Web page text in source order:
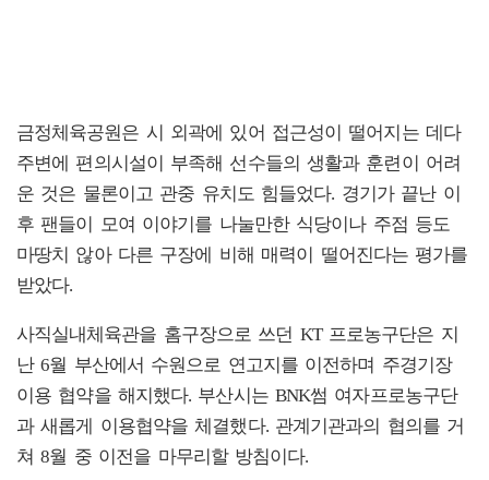
금정체육공원은 시 외곽에 있어 접근성이 떨어지는 데다
주변에 편의시설이 부족해 선수들의 생활과 훈련이 어려
운 것은 물론이고 관중 유치도 힘들었다. 경기가 끝난 이
후 팬들이 모여 이야기를 나눌만한 식당이나 주점 등도
마땅치 않아 다른 구장에 비해 매력이 떨어진다는 평가를
받았다.
사직실내체육관을 홈구장으로 쓰던 KT 프로농구단은 지
난 6월 부산에서 수원으로 연고지를 이전하며 주경기장
이용 협약을 해지했다. 부산시는 BNK썸 여자프로농구단
과 새롭게 이용협약을 체결했다. 관계기관과의 협의를 거
쳐 8월 중 이전을 마무리할 방침이다.